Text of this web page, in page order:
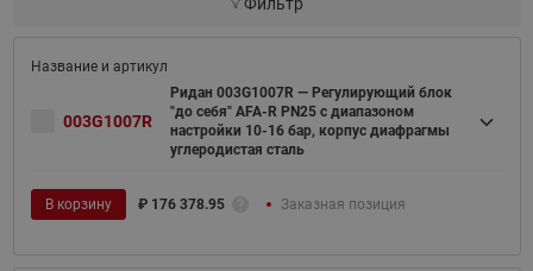
003G1007R
Ридан 003G1007R — Регулирующий блок
"до себя" AFA-R PN25 с диапазоном
настройки 10-16 бар, корпус диафрагмы
углеродистая сталь
В корзину ₽ 176 378.95 Заказная позиция